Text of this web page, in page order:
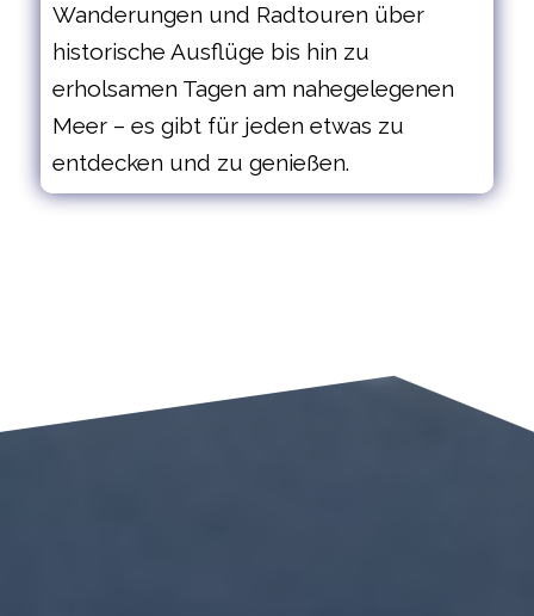
Wanderungen und Radtouren über
historische Ausflüge bis hin zu
erholsamen Tagen am nahegelegenen
Meer – es gibt für jeden etwas zu
entdecken und zu genießen.